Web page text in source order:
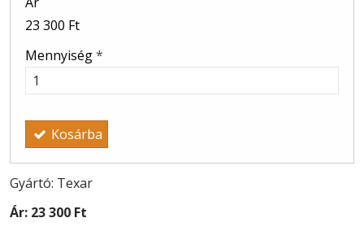
23 300 Ft
Mennyiség*
Kosárba
Gyártó: Texar
Ár: 23 300 Ft